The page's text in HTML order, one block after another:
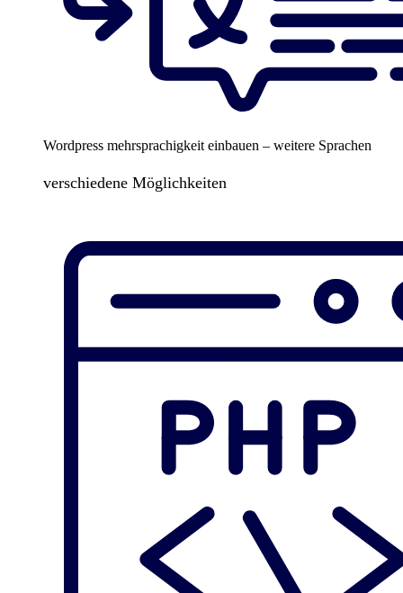
Wordpress mehrsprachigkeit einbauen – weitere Sprachen
verschiedene Möglichkeiten